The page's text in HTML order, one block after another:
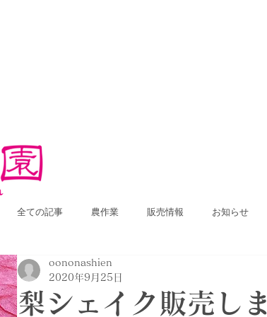
全ての記事 農作業 販売情報 お知らせ
梨シェイク販売し
oononashien
2020年9月25日